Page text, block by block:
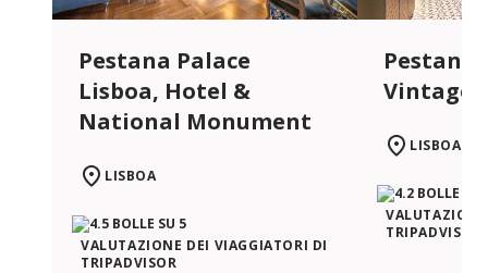
Pestana Palace
Lisboa, Hotel &
National Monument
LISBOA
VALUTAZIONE DEI VIAGGIATORI DI
TRIPADVISOR
Pestana
Vintage
LISBOA
TRIPADVISOR